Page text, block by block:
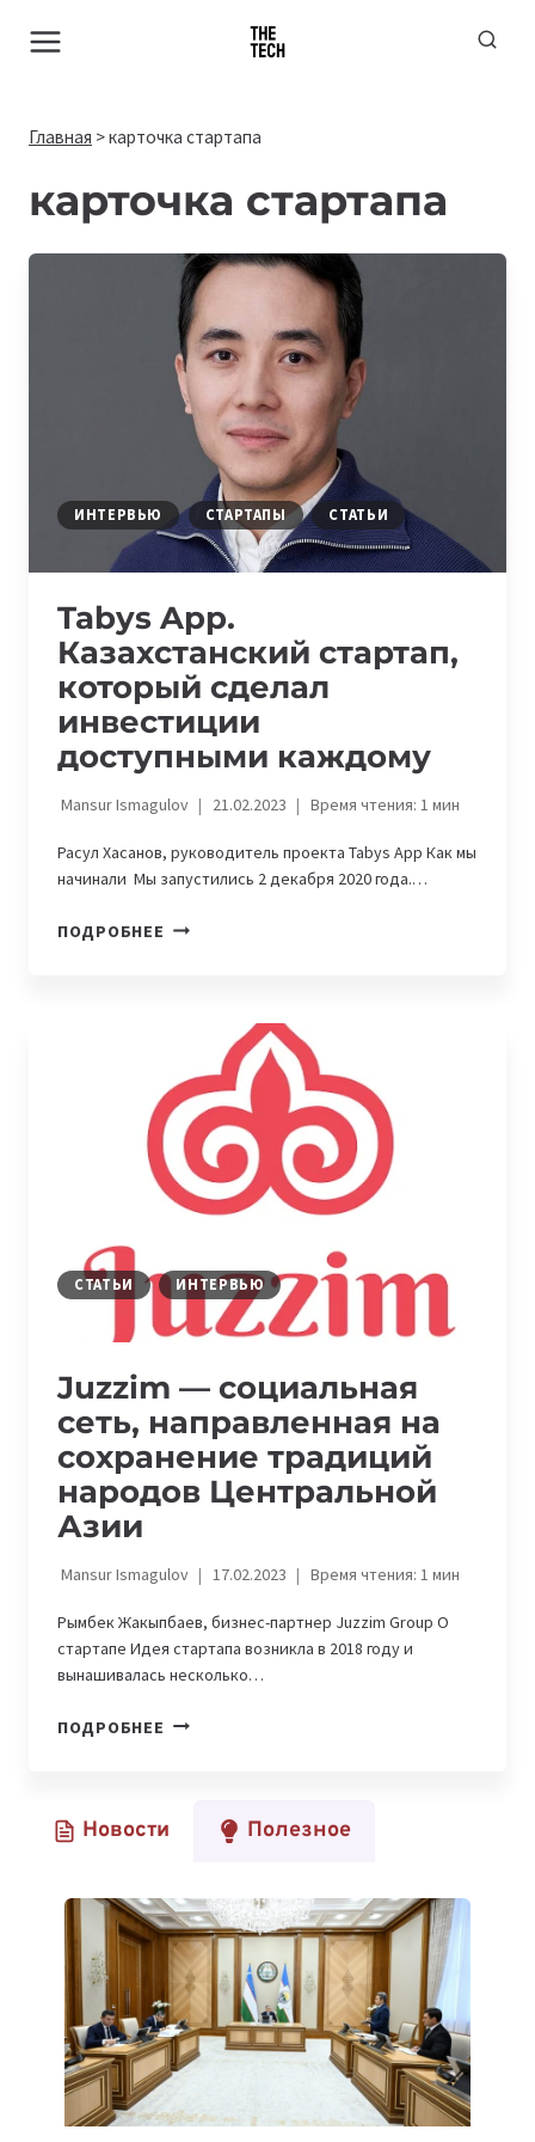
Главная >карточка стартапа
карточка стартапа
ИНТЕРВЬЮ СТАРТАПЫ СТАТЬИ
Tabys App.
Казахстанский стартап,
который сделал
инвестиции
доступными каждому
Mansur Ismagulov 21.02.2023 Время чтения: 1мин
​Расул Хасанов, руководитель проекта Tabys App Как мы
начинали​ ​ Мы запустились 2 декабря 2020 года.​…
ПОДРОБНЕЕ TABYS
КОТОРЫЙ
СДЕЛАЛ
ИНВЕСТИЦИИ
ДОСТУПНЫМИ
КАЖДОМУ
СТАТЬИ ИНТЕРВЬЮ
Juzzim — социальная
сеть, направленная на
сохранение традиций
народов Центральной
Азии ​
Mansur Ismagulov 17.02.2023 Время чтения: 1мин
Рымбек Жакыпбаев, бизнес-партнер Juzzim Group О
стартапе Идея стартапа возникла в 2018 году и
вынашивалась несколько…
ПОДРОБНЕЕ JUZZIM
НАПРАВЛЕННАЯ
ТРАДИЦИЙ
НАРОДОВ
ЦЕНТРАЛЬНОЙ
АЗИИ ​
Новости Полезное